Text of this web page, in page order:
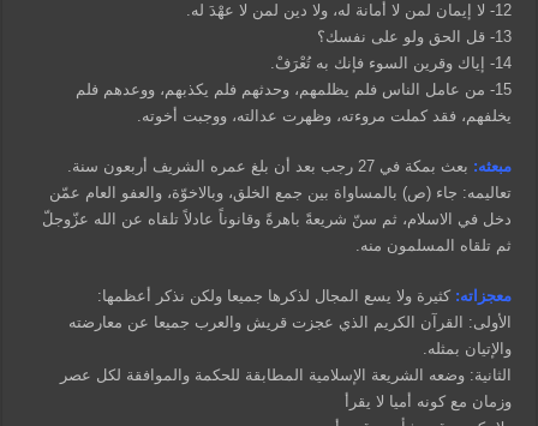
12- لا إيمان لمن لا أمانة له، ولا دين لمن لا عهْدَ له.
13- قل الحق ولو على نفسك؟
14- إياك وقرين السوء فإنك به تُعْرَفْ.
15- من عامل الناس فلم يظلمهم، وحدثهم فلم يكذبهم، ووعدهم فلم
يخلفهم، فقد كملت مروءته، وظهرت عدالته، ووجبت أخوته.
مبعثه:
بعث بمكة في 27 رجب بعد أن بلغ عمره الشريف أربعون سنة.
تعاليمه: جاء (ص) بالمساواة بين جمع الخلق، وبالاخوّة، والعفو العام عمّن
دخل في الاسلام، ثم سنّ شريعةً باهرةً وقانوناً عادلاً تلقاه عن الله عزّوجلّ
ثم تلقاه المسلمون منه.
معجزاته: كثيرة ولا يسع المجال لذكرها جميعا ولكن نذكر أعظمها:
الأولى: القرآن الكريم الذي عجزت قريش والعرب جميعا عن معارضته
والإتيان بمثله.
الثانية: وضعه الشريعة الإسلامية المطابقة للحكمة والموافقة لكل عصر
وزمان مع كونه أميا لا يقرأ